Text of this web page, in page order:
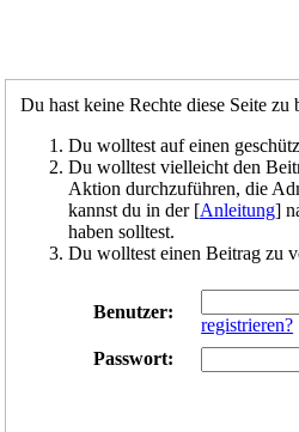
Du hast keine Rechte diese Seite
Du wolltest auf einen
Du wolltest vielleicht den
Aktion durchzuführen, die
kannst du in der [Anleitung]
haben solltest.
Du wolltest einen Beitrag zu
Benutzer:
registrieren?
Passwort: